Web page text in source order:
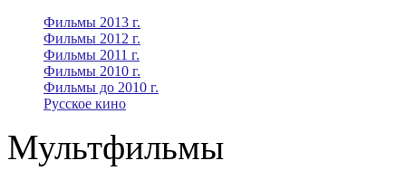
Фильмы 2013 г.
Фильмы 2012 г.
Фильмы 2011 г.
Фильмы 2010 г.
Фильмы до 2010 г.
Русское кино
Мультфильмы